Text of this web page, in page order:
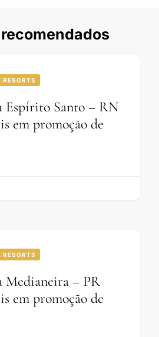
RESORTS
Espírito Santo – RN
em promoção de
RESORTS
Medianeira – PR
em promoção de